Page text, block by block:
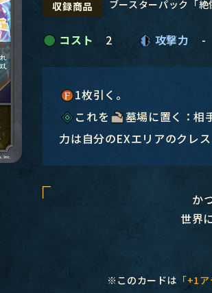
収録商品 ブースターパック「絶
コスト 2 攻撃力 -
1枚引く。
これを
墓場に置く：相
力は自分のEXエリアのクレ
か
世界
※このカードは 「+1